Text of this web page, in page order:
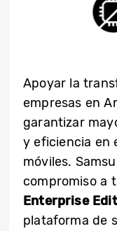
Apoyar la
empresas en
garantizar
y eficiencia en
móviles.
compromiso a
Enterprise
plataforma de